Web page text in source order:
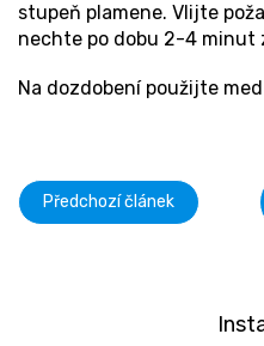
stupeň plamene. Vlijte
nechte po dobu 2-4 minut
Na dozdobení použijte
Předchozí článek